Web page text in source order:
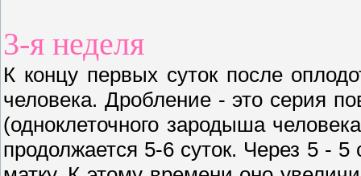
3-я неделя
К концу первых суток после
человека. Дробление - это серия
(одноклеточного зародыша
продолжается 5-6 суток. Через 5 -